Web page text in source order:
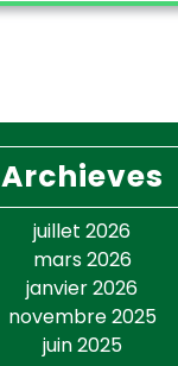
Archieves
juillet 2026
mars 2026
janvier 2026
novembre 2025
juin 2025